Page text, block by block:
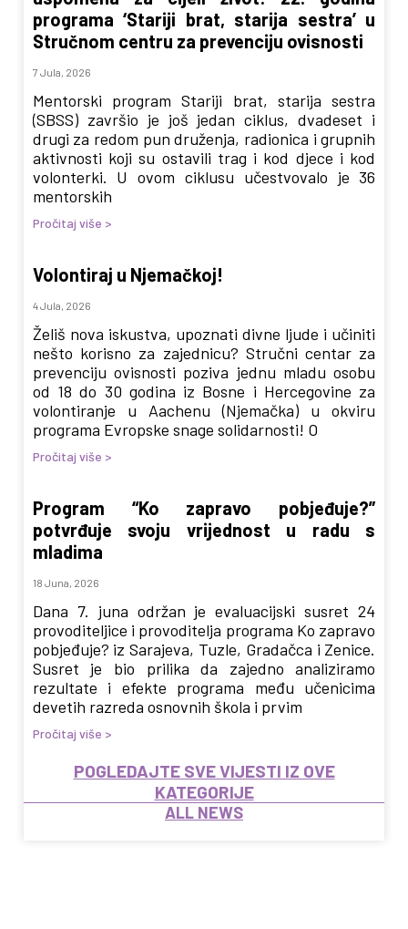
programa ‘Stariji brat, starija sestra’ u
Stručnom centru za prevenciju ovisnosti
7 Jula, 2026
Mentorski program Stariji brat, starija sestra
(SBSS) završio je još jedan ciklus, dvadeset i
drugi za redom pun druženja, radionica i grupnih
aktivnosti koji su ostavili trag i kod djece i kod
volonterki. U ovom ciklusu učestvovalo je 36
mentorskih
Pročitaj više >
Volontiraj u Njemačkoj!
4 Jula, 2026
Želiš nova iskustva, upoznati divne ljude i učiniti
nešto korisno za zajednicu? Stručni centar za
prevenciju ovisnosti poziva jednu mladu osobu
od 18 do 30 godina iz Bosne i Hercegovine za
volontiranje u Aachenu (Njemačka) u okviru
programa Evropske snage solidarnosti! O
Pročitaj više >
Program “Ko zapravo pobjeđuje?”
potvrđuje svoju vrijednost u radu s
mladima
18 Juna, 2026
Dana 7. juna održan je evaluacijski susret 24
provoditeljice i provoditelja programa Ko zapravo
pobjeđuje? iz Sarajeva, Tuzle, Gradačca i Zenice.
Susret je bio prilika da zajedno analiziramo
rezultate i efekte programa među učenicima
devetih razreda osnovnih škola i prvim
Pročitaj više >
POGLEDAJTE SVE VIJESTI IZ OVE
KATEGORIJE
ALL NEWS